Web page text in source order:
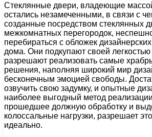
Стеклянные двери, владеющие
остались незамеченными, в связи с
созданные посредством стеклянных
межкомнатных перегородок,
перебираться с обложек
дома. Они подкупают своей легкостью
разрешают реализовать самые
решения, наполняя широкий мир
бесконечным эмоцией свободы.
озвучить свою задумку, и опытные
наиболее выгодный метод
прошедшее должную обработку и
колоссальные нагрузки, разрешает
идеально.